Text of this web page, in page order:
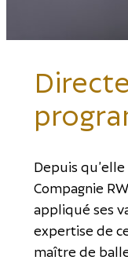
Depuis
Compagnie
appliqué ses
expertise de
maître de